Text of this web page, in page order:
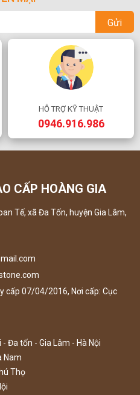
Gửi
HỖ TRỢ KỸ THUẬT
0946.916.986
CẤP HOÀNG GIA
Tế, xã Đa Tốn, huyện Gia Lâm,
cấp 07/04/2016, Nơi cấp: Cục
Đa tốn - Gia Lâm - Hà Nội
Nam
Thọ